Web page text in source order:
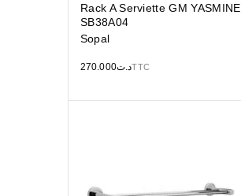
Rack A Serviette GM YASMINE
SB38A04
Sopal
د.ت270.000 TTC